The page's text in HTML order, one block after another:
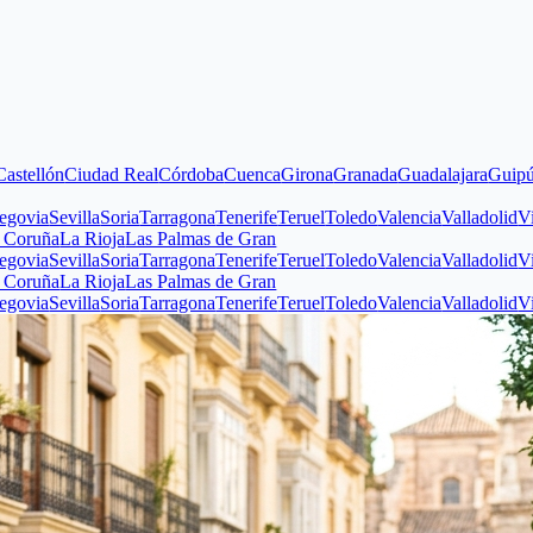
Ciudad RealCórdobaCuencaGironaGranadaGuadalajaraGuipúzcoa
SoriaTarragonaTenerifeTeruelToledoValenciaValladolidVizcaya
RiojaLas Palmas de Gran
SoriaTarragonaTenerifeTeruelToledoValenciaValladolidVizcaya
RiojaLas Palmas de Gran
SoriaTarragonaTenerifeTeruelToledoValenciaValladolidVizcaya